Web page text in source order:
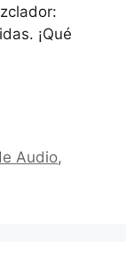
¡Qué
Audio,